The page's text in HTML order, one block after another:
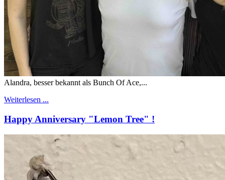
Alandra, besser bekannt als Bunch Of Ace,...
Weiterlesen ...
Happy Anniversary "Lemon Tree" !